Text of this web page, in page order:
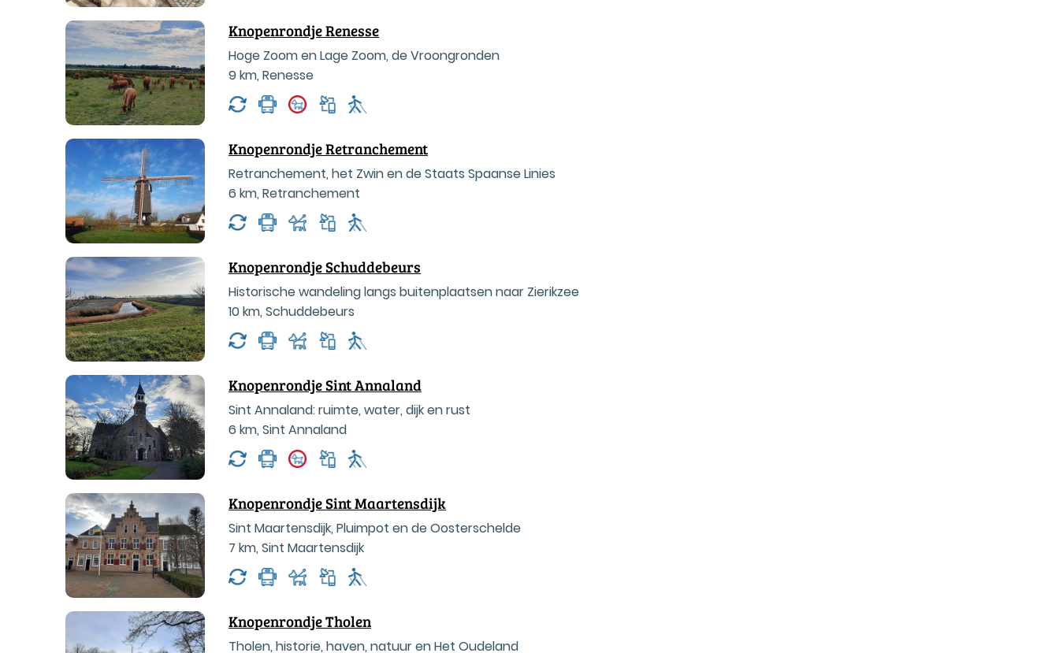
Knopenrondje Renesse
Hoge Zoom en Lage Zoom, de Vroongronden
9 km, Renesse
Knopenrondje Retranchement
Retranchement, het Zwin en de Staats Spaanse Linies
6 km, Retranchement
Knopenrondje Schuddebeurs
Historische wandeling langs buitenplaatsen naar Zierikzee
10 km, Schuddebeurs
Knopenrondje Sint Annaland
Sint Annaland: ruimte, water, dijk en rust
6 km, Sint Annaland
Knopenrondje Sint Maartensdijk
Sint Maartensdijk, Pluimpot en de Oosterschelde
7 km, Sint Maartensdijk
Knopenrondje Tholen
Tholen, historie, haven, natuur en Het Oudeland